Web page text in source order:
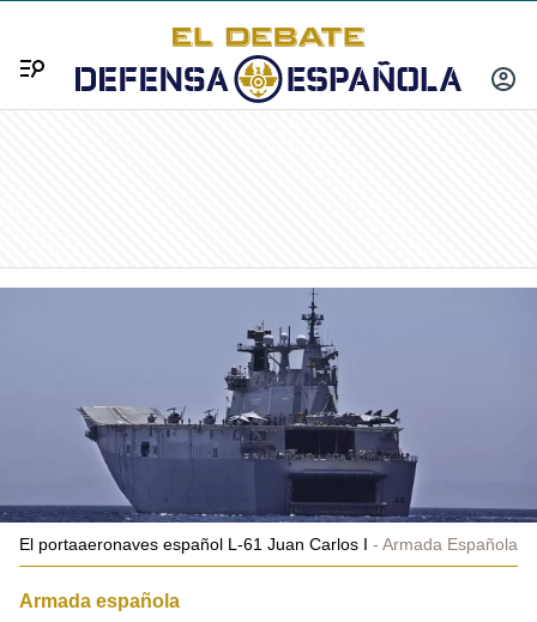
INICIAR
Menú
El portaaeronaves español L-61 Juan Carlos I Armada Española
Armada española